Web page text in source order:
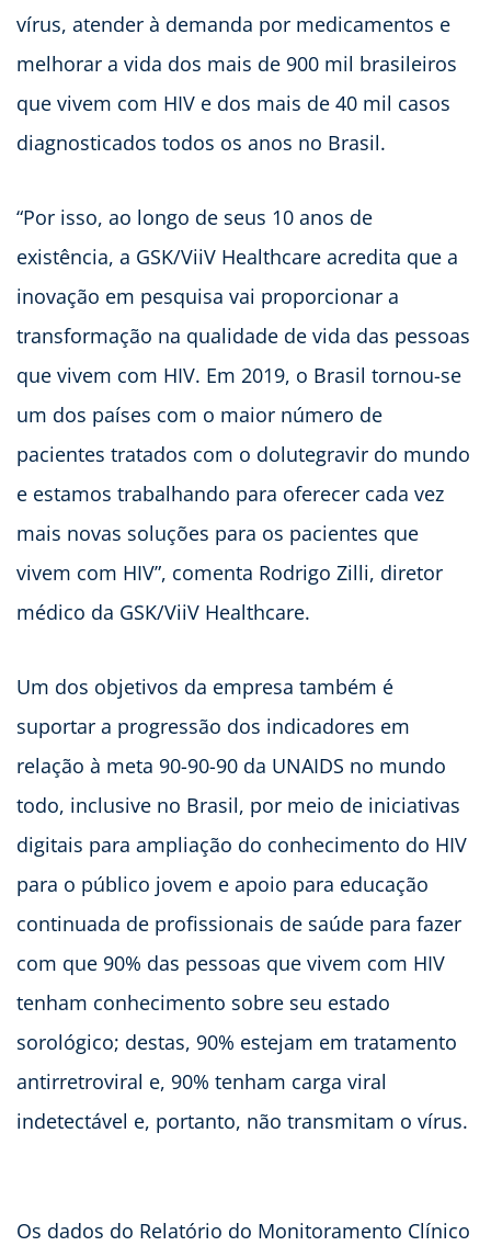
vírus, atender à demanda por medicamentos e
melhorar a vida dos mais de 900 mil brasileiros
que vivem com HIV e dos mais de 40 mil casos
diagnosticados todos os anos no Brasil.
“Por isso, ao longo de seus 10 anos de
existência, a GSK/ViiV Healthcare acredita que a
inovação em pesquisa vai proporcionar a
transformação na qualidade de vida das pessoas
que vivem com HIV. Em 2019, o Brasil tornou-se
um dos países com o maior número de
pacientes tratados com o dolutegravir do mundo
e estamos trabalhando para oferecer cada vez
mais novas soluções para os pacientes que
vivem com HIV”, comenta Rodrigo Zilli, diretor
médico da GSK/ViiV Healthcare.
Um dos objetivos da empresa também é
suportar a progressão dos indicadores em
relação à meta 90-90-90 da UNAIDS no mundo
todo, inclusive no Brasil, por meio de iniciativas
digitais para ampliação do conhecimento do HIV
para o público jovem e apoio para educação
continuada de profissionais de saúde para fazer
com que 90% das pessoas que vivem com HIV
tenham conhecimento sobre seu estado
sorológico; destas, 90% estejam em tratamento
antirretroviral e, 90% tenham carga viral
indetectável e, portanto, não transmitam o vírus.
Os dados do Relatório do Monitoramento Clínico